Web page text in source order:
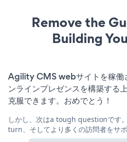
Remove the
Building
Agility CMS webサイトを稼働
ンラインプレゼンスを構築する
克服できます。おめでとう！
しかし、次はa tough questionです
turn、そしてより多くの訪問者をサ